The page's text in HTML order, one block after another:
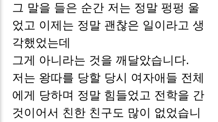
그 말을 들은 순간 저는 정말 펑펑 울
었고 이제는 정말 괜찮은 일이라고 생
각했었는데
그게 아니라는 것을 깨달았습니다.
저는 왕따를 당할 당시 여자애들 전체
에게 당하며 정말 힘들었고 전학을 간
것이어서 친한 친구도 많이 없었습니